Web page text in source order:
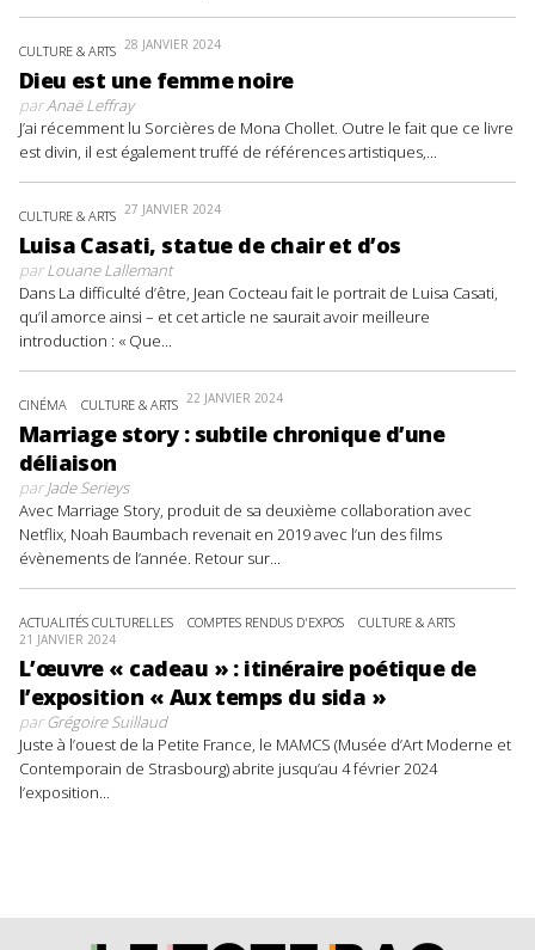
CULTURE & ARTS 28 JANVIER 2024
Dieu est une femme noire
parAnaë Leffray
J’ai récemment lu Sorcières de Mona Chollet. Outre le fait que ce livre
est divin, il est également truffé de références artistiques,...
CULTURE & ARTS 27 JANVIER 2024
Luisa Casati, statue de chair et d’os
parLouane Lallemant
Dans La difficulté d’être, Jean Cocteau fait le portrait de Luisa Casati,
qu’il amorce ainsi – et cet article ne saurait avoir meilleure
introduction : « Que...
CINÉMA CULTURE & ARTS 22 JANVIER 2024
Marriage story : subtile chronique d’une
déliaison
parJade Serieys
Avec Marriage Story, produit de sa deuxième collaboration avec
Netflix, Noah Baumbach revenait en 2019 avec l’un des films
évènements de l’année. Retour sur...
ACTUALITÉS CULTURELLES COMPTES RENDUS D'EXPOS CULTURE & ARTS
21 JANVIER 2024
L’œuvre « cadeau » : itinéraire poétique de
l’exposition « Aux temps du sida »
parGrégoire Suillaud
Juste à l’ouest de la Petite France, le MAMCS (Musée d’Art Moderne et
Contemporain de Strasbourg) abrite jusqu’au 4 février 2024
l’exposition...